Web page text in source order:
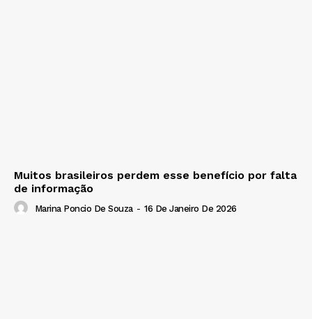
Muitos brasileiros perdem esse benefício por falta
de informação
Marina Poncio De Souza - 16 De Janeiro De 2026